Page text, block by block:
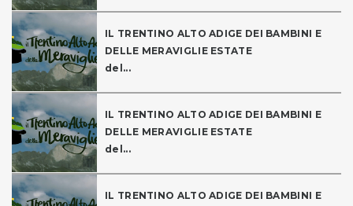
IL TRENTINO ALTO ADIGE DEI BAMBINI E
DELLE MERAVIGLIE ESTATE
del...
IL TRENTINO ALTO ADIGE DEI BAMBINI E
DELLE MERAVIGLIE ESTATE
del...
IL TRENTINO ALTO ADIGE DEI BAMBINI E